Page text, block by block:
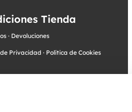
Tienda
· Devoluciones
Privacidad · Política de Cookies